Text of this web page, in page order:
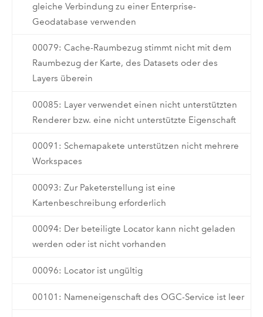
gleiche Verbindung zu einer Enterprise-
Geodatabase verwenden
00079: Cache-Raumbezug stimmt nicht mit dem
Raumbezug der Karte, des Datasets oder des
Layers überein
00085: Layer verwendet einen nicht unterstützten
Renderer bzw. eine nicht unterstützte Eigenschaft
00091: Schemapakete unterstützen nicht mehrere
Workspaces
00093: Zur Paketerstellung ist eine
Kartenbeschreibung erforderlich
00094: Der beteiligte Locator kann nicht geladen
werden oder ist nicht vorhanden
00096: Locator ist ungültig
00101: Nameneigenschaft des OGC-Service ist leer